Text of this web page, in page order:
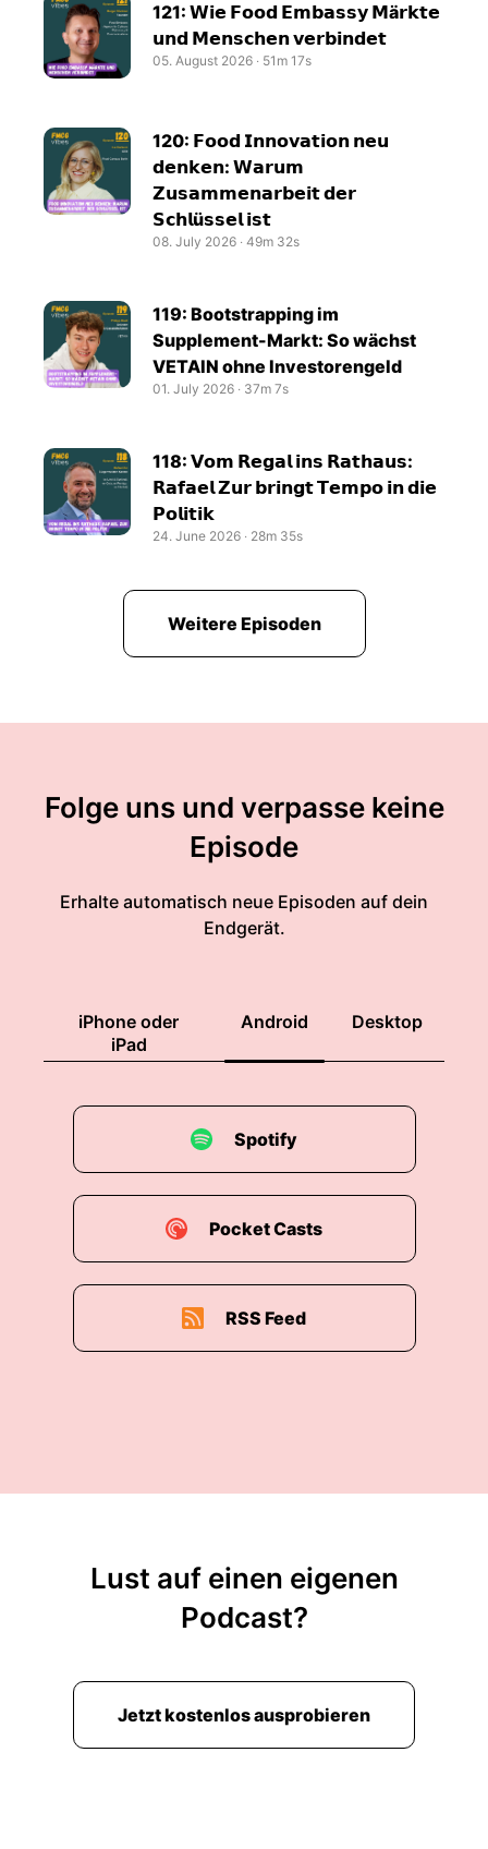
121: 𝗪𝗶𝗲 𝗙𝗼𝗼𝗱 𝗘𝗺𝗯𝗮𝘀𝘀𝘆 𝗠ä𝗿𝗸𝘁𝗲
𝘂𝗻𝗱 𝗠𝗲𝗻𝘀𝗰𝗵𝗲𝗻 𝘃𝗲𝗿𝗯𝗶𝗻𝗱𝗲𝘁
05. August 2026 ‧ 51m 17s
120: 𝗙𝗼𝗼𝗱 𝗜𝗻𝗻𝗼𝘃𝗮𝘁𝗶𝗼𝗻 𝗻𝗲𝘂
𝗱𝗲𝗻𝗸𝗲𝗻: 𝗪𝗮𝗿𝘂𝗺
𝗭𝘂𝘀𝗮𝗺𝗺𝗲𝗻𝗮𝗿𝗯𝗲𝗶𝘁 𝗱𝗲𝗿
𝗦𝗰𝗵𝗹ü𝘀𝘀𝗲𝗹 𝗶𝘀𝘁
08. July 2026 ‧ 49m 32s
119: Bootstrapping im
Supplement-Markt: So wächst
VETAIN ohne Investorengeld
01. July 2026 ‧ 37m 7s
118: 𝗩𝗼𝗺 𝗥𝗲𝗴𝗮𝗹 𝗶𝗻𝘀 𝗥𝗮𝘁𝗵𝗮𝘂𝘀:
𝗥𝗮𝗳𝗮𝗲𝗹 𝗭𝘂𝗿 𝗯𝗿𝗶𝗻𝗴𝘁 𝗧𝗲𝗺𝗽𝗼 𝗶𝗻 𝗱𝗶𝗲
𝗣𝗼𝗹𝗶𝘁𝗶𝗸
24. June 2026 ‧ 28m 35s
Weitere Episoden
Folge uns und verpasse keine
Episode
Erhalte automatisch neue Episoden auf dein
Endgerät.
iPhone oder
iPad
Android Desktop
Spotify
Pocket Casts
RSS Feed
Lust auf einen eigenen
Podcast?
Jetzt kostenlos ausprobieren